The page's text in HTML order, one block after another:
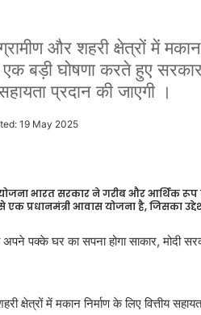
और शहरी क्षेत्रों में मकान
बड़ी घोषणा करते हुए
प्रदान की जाएगी ।
19 May 2025
भारत सरकार ने गरीब और आर्थिक
प्रधानमंत्री आवास योजना है, जिसका
पक्के घर का सपना होगा साकार, मोदी
क्षेत्रों में मकान निर्माण के लिए वित्तीय